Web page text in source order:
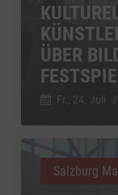
ÜBER
Fr., 24. Juli //
Salzburg